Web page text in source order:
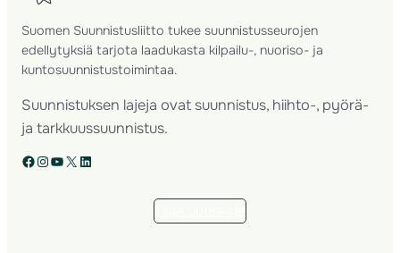
Suomen Suunnistusliitto tukee suunnistusseurojen
edellytyksiä tarjota laadukasta kilpailu-, nuoriso- ja
kuntosuunnistustoimintaa.
Suunnistuksen lajeja ovat suunnistus, hiihto-, pyörä-
ja tarkkuussuunnistus.
Facebook Instagram YouTube X LinkedIn